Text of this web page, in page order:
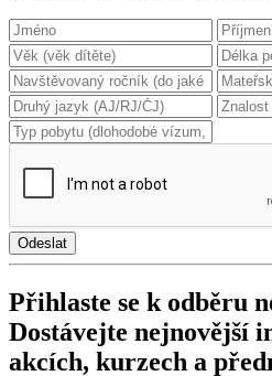
Odeslat
Přihlaste se k odběru
Dostávejte nejnovější
akcích, kurzech a